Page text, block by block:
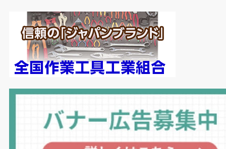
る。
「今は業界全体が暗い雰囲気ですが、鉄は必ず必
要。前を向こうとする会社がより前向きになれば
良いし、今は後ろ向きになっている会社にとって
も『これ、面白いやん!』と、業界のカンフル剤
現場の痛みから生まれた鉄骨コンパス。鉄骨業界
の羅針盤になるか。